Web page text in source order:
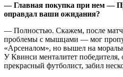
— Главная покупка при нем —
оправдал ваши ожидания?
— Полностью. Скажем, после
проблемы с мышцами — мог
«Арсеналом», но вышел на
У Квинси менталитет победителя,
прекрасный футболист, забил